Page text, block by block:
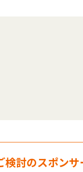
検討のスポンサ